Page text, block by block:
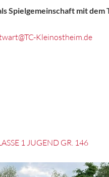
Spielgemeinschaft mit dem
Kleinostheim.de
1 JUGEND GR. 146